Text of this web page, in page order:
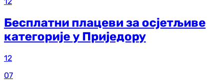
Бесплатни плацеви за осјетљиве
категорије у Приједору
12
07